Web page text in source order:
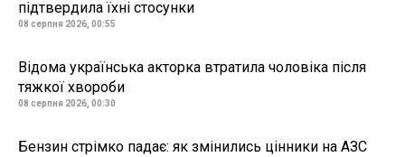
підтвердила їхні стосунки
08 серпня 2026, 00:55
Відома українська акторка втратила чоловіка після
тяжкої хвороби
08 серпня 2026, 00:30
Бензин стрімко падає: як змінились цінники на АЗС